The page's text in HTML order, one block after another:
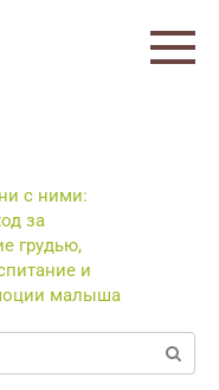
с ними:
за
грудью,
и
малыша